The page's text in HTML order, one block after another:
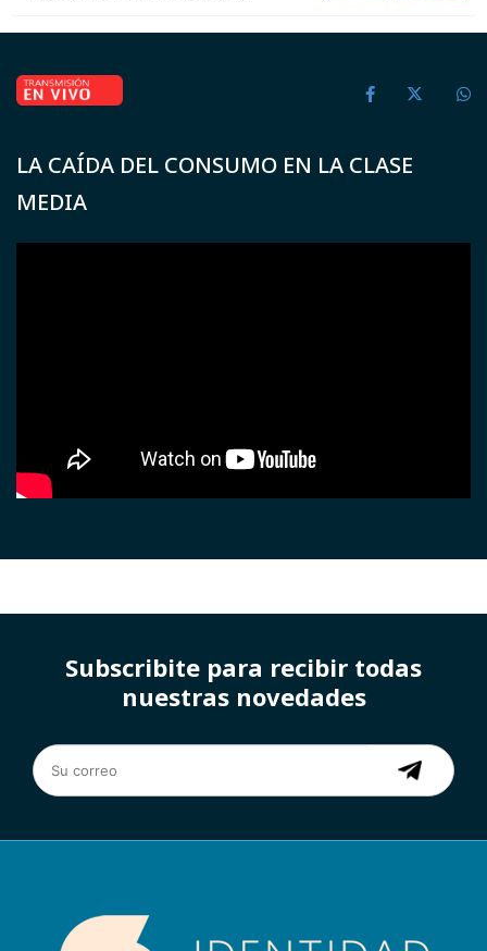
LA CAÍDA DEL CONSUMO EN LA CLASE
MEDIA
Subscribite para recibir todas
nuestras novedades